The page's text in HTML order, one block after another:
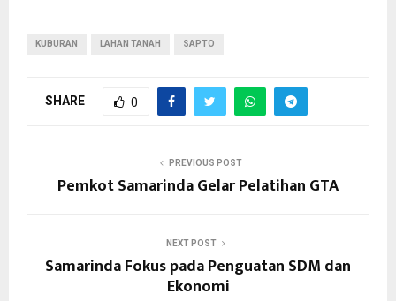
KUBURAN LAHAN TANAH SAPTO
SHARE 0
PREVIOUS POST
Pemkot Samarinda Gelar Pelatihan GTA
NEXT POST
Samarinda Fokus pada Penguatan SDM dan
Ekonomi